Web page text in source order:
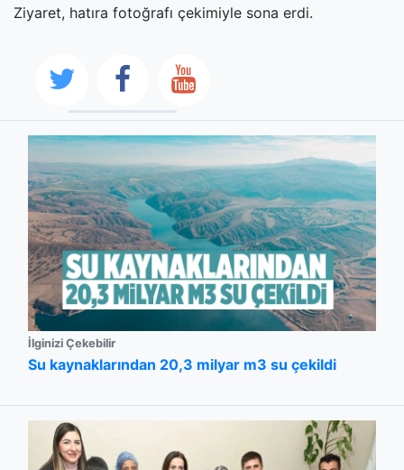
Ziyaret, hatıra fotoğrafı çekimiyle sona erdi.
İlginizi Çekebilir
Su kaynaklarından 20,3 milyar m3 su çekildi